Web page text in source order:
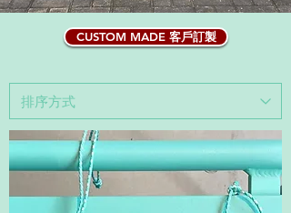
CUSTOM MADE 客戶訂製